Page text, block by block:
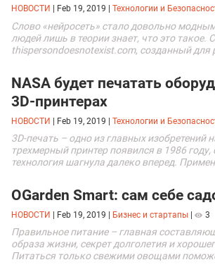
НОВОСТИ Feb 19, 2019 Технологии и
Слово «нейросеть» стало довольно
людей лишь в теории знает, что это такое.
thispersondoesnotexist.com, созданный для
NASA будет печатать
3D-принтерах
НОВОСТИ Feb 19, 2019 Технологии и
3D-печать – одно из главных изобретений
трехмерный принтер появился в 1986 году,
технология шагнула далеко вперед.
OGarden Smart: сам себе
НОВОСТИ Feb 19, 2019 Бизнес и стартапы 3
Правильное питание – главная
образа жизни, секрет долголетия и
Питаться только свежими овощами